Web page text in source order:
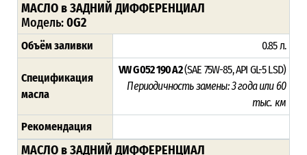
МАСЛО в ЗАДНИЙ ДИФФЕРЕНЦИАЛ
Модель:0G2
Объём заливки 0.85 л.
Спецификация
масла
VW G 052 190 A2(SAE 75W-85, API GL-5 LSD)
Периодичность замены: 3 года или 60
тыс. км
Рекомендация
МАСЛО в ЗАДНИЙ ДИФФЕРЕНЦИАЛ